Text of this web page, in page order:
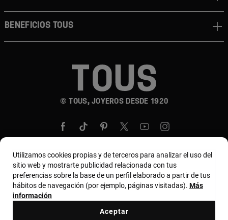
© TOUS, JOYEROS DESDE 1920
BENEFICIOS TOUS
País y moneda:United States Of America / US
Dollar
Utilizamos cookies propias y de terceros para analizar el uso del
sitio web y mostrarte publicidad relacionada con tus
preferencias sobre la base de un perfil elaborado a partir de tus
hábitos de navegación (por ejemplo, páginas visitadas). Más
información
Aceptar